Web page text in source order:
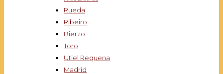
Rueda
Ribeiro
Bierzo
Toro
Utiel Requena
Madrid